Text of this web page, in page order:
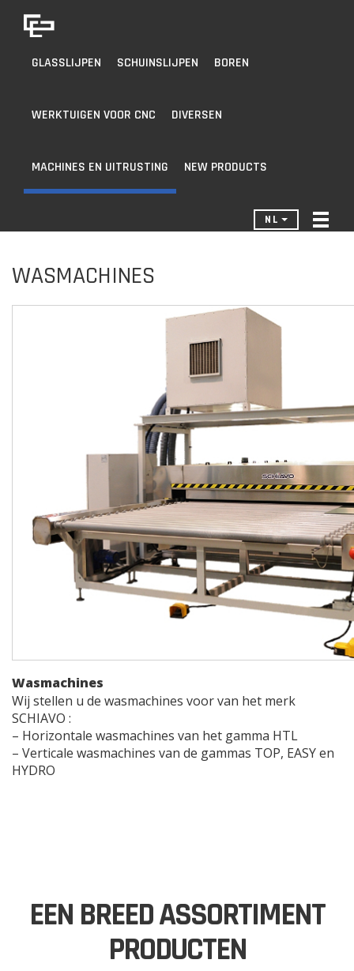
GLASSLIJPEN SCHUINSLIJPEN BOREN
WERKTUIGEN VOOR CNC DIVERSEN
MACHINES EN UITRUSTING NEW PRODUCTS
NL
WASMACHINES
Wasmachines
Wij stellen u de wasmachines voor van het merk
SCHIAVO :
– Horizontale wasmachines van het gamma HTL
– Verticale wasmachines van de gammas TOP, EASY en
HYDRO
EEN BREED ASSORTIMENT
PRODUCTEN